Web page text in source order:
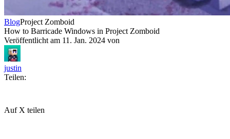
BlogProject Zomboid
How to Barricade Windows in Project Zomboid
Veröffentlicht am 11. Jan. 2024 von
justin
Teilen:
Auf X teilen